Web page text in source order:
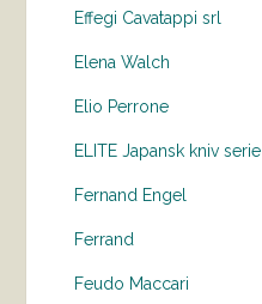
Effegi Cavatappi srl
Elena Walch
Elio Perrone
ELITE Japansk kniv serie
Fernand Engel
Ferrand
Feudo Maccari